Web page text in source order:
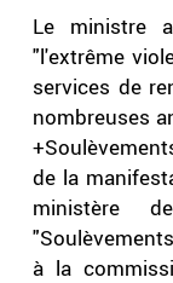
Le ministre
"l'extrême
services de
nombreuses
de la
ministère
à la